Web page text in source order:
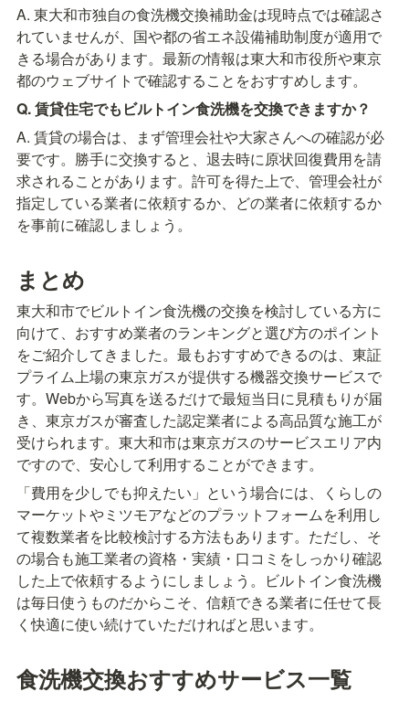
A. 東大和市独自の食洗機交換補助金は現時点では確認さ
れていませんが、国や都の省エネ設備補助制度が適用で
きる場合があります。最新の情報は東大和市役所や東京
都のウェブサイトで確認することをおすすめします。
Q. 賃貸住宅でもビルトイン食洗機を交換できますか？
A. 賃貸の場合は、まず管理会社や大家さんへの確認が必
要です。勝手に交換すると、退去時に原状回復費用を請
求されることがあります。許可を得た上で、管理会社が
指定している業者に依頼するか、どの業者に依頼するか
を事前に確認しましょう。
まとめ
東大和市でビルトイン食洗機の交換を検討している方に
向けて、おすすめ業者のランキングと選び方のポイント
をご紹介してきました。最もおすすめできるのは、東証
プライム上場の東京ガスが提供する機器交換サービスで
す。Webから写真を送るだけで最短当日に見積もりが届
き、東京ガスが審査した認定業者による高品質な施工が
受けられます。東大和市は東京ガスのサービスエリア内
ですので、安心して利用することができます。
「費用を少しでも抑えたい」という場合には、くらしの
マーケットやミツモアなどのプラットフォームを利用し
て複数業者を比較検討する方法もあります。ただし、そ
の場合も施工業者の資格・実績・口コミをしっかり確認
した上で依頼するようにしましょう。ビルトイン食洗機
は毎日使うものだからこそ、信頼できる業者に任せて長
く快適に使い続けていただければと思います。
食洗機交換おすすめサービス一覧